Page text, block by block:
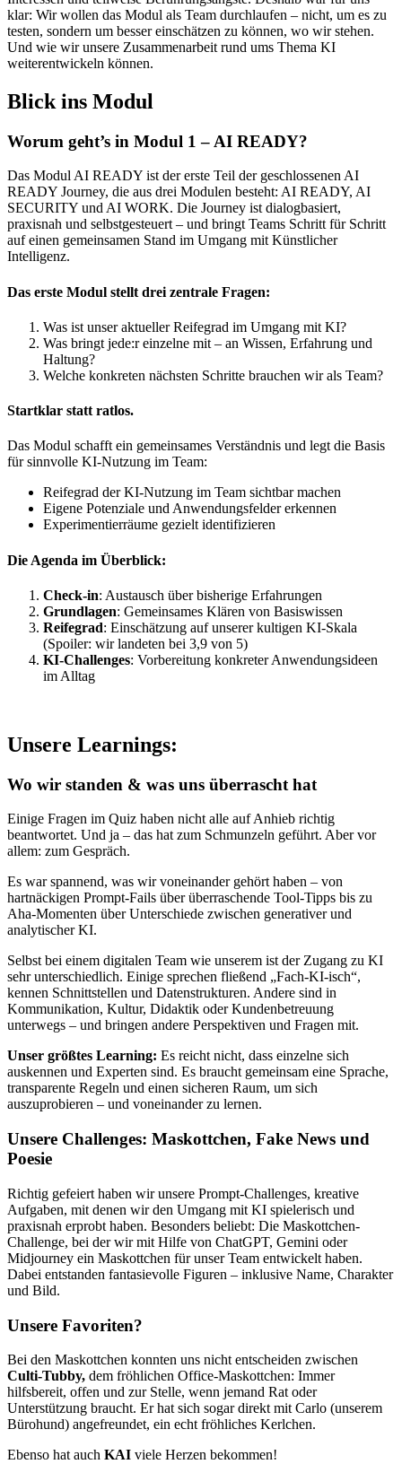
klar: Wir wollen das Modul als Team durchlaufen – nicht, um es zu
testen, sondern um besser einschätzen zu können, wo wir stehen.
Und wie wir unsere Zusammenarbeit rund ums Thema KI
weiterentwickeln können.
Blick ins Modul
Worum geht’s in Modul 1 – AI READY?
Das Modul AI READY ist der erste Teil der geschlossenen AI
READY Journey, die aus drei Modulen besteht: AI READY, AI
SECURITY und AI WORK. Die Journey ist dialogbasiert,
praxisnah und selbstgesteuert – und bringt Teams Schritt für Schritt
auf einen gemeinsamen Stand im Umgang mit Künstlicher
Intelligenz.
Das erste Modul stellt drei zentrale Fragen:
Was ist unser aktueller Reifegrad im Umgang mit KI?
Was bringt jede:r einzelne mit – an Wissen, Erfahrung und
Haltung?
Welche konkreten nächsten Schritte brauchen wir als Team?
Startklar statt ratlos.
Das Modul schafft ein gemeinsames Verständnis und legt die Basis
für sinnvolle KI-Nutzung im Team:
Reifegrad der KI-Nutzung im Team sichtbar machen
Eigene Potenziale und Anwendungsfelder erkennen
Experimentierräume gezielt identifizieren
Die Agenda im Überblick:
Check-in: Austausch über bisherige Erfahrungen
Grundlagen: Gemeinsames Klären von Basiswissen
Reifegrad: Einschätzung auf unserer kultigen KI-Skala
(Spoiler: wir landeten bei 3,9 von 5)
KI-Challenges: Vorbereitung konkreter Anwendungsideen
im Alltag
Unsere Learnings:
Wo wir standen & was uns überrascht hat
Einige Fragen im Quiz haben nicht alle auf Anhieb richtig
beantwortet. Und ja – das hat zum Schmunzeln geführt. Aber vor
allem: zum Gespräch.
Es war spannend, was wir voneinander gehört haben – von
hartnäckigen Prompt-Fails über überraschende Tool-Tipps bis zu
Aha-Momenten über Unterschiede zwischen generativer und
analytischer KI.
Selbst bei einem digitalen Team wie unserem ist der Zugang zu KI
sehr unterschiedlich. Einige sprechen fließend „Fach-KI-isch“,
kennen Schnittstellen und Datenstrukturen. Andere sind in
Kommunikation, Kultur, Didaktik oder Kundenbetreuung
unterwegs – und bringen andere Perspektiven und Fragen mit.
Unser größtes Learning: Es reicht nicht, dass einzelne sich
auskennen und Experten sind. Es braucht gemeinsam eine Sprache,
transparente Regeln und einen sicheren Raum, um sich
auszuprobieren – und voneinander zu lernen.
Unsere Challenges: Maskottchen, Fake News und
Poesie
Richtig gefeiert haben wir unsere Prompt-Challenges, kreative
Aufgaben, mit denen wir den Umgang mit KI spielerisch und
praxisnah erprobt haben. Besonders beliebt: Die Maskottchen-
Challenge, bei der wir mit Hilfe von ChatGPT, Gemini oder
Midjourney ein Maskottchen für unser Team entwickelt haben.
Dabei entstanden fantasievolle Figuren – inklusive Name, Charakter
und Bild.
Unsere Favoriten?
Bei den Maskottchen konnten uns nicht entscheiden zwischen
Culti-Tubby, dem fröhlichen Office-Maskottchen: Immer
hilfsbereit, offen und zur Stelle, wenn jemand Rat oder
Unterstützung braucht. Er hat sich sogar direkt mit Carlo (unserem
Bürohund) angefreundet, ein echt fröhliches Kerlchen.
Ebenso hat auch KAI viele Herzen bekommen!